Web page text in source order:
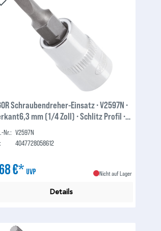
Schraubendreher-Einsatz ∙ V2597N ∙
mm (1/4 Zoll) ∙ Schlitz Profil ∙
x 6.5 mm
Nr.: V2597N
4047728058612
€* UVP Nicht auf Lager
Details